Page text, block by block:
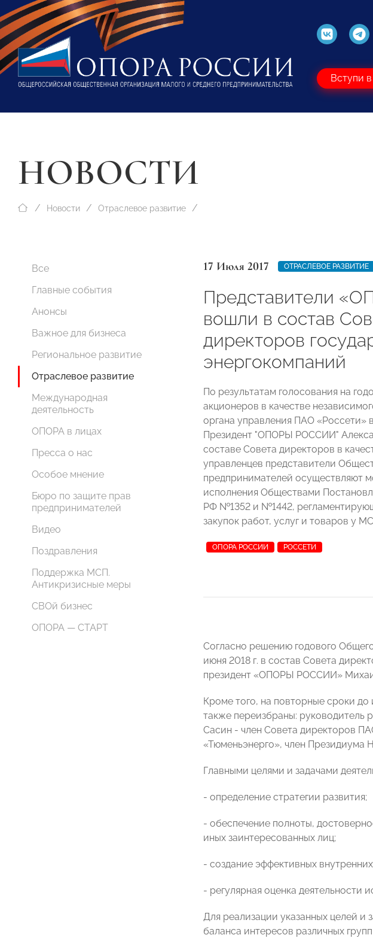
Вступи
НОВОСТИ
Новости Отраслевое развитие
Все
Главные события
Анонсы
Важное для бизнеса
Региональное развитие
Отраслевое развитие
Международная
деятельность
ОПОРА в лицах
Пресса о нас
Особое мнение
Бюро по защите прав
предпринимателей
Видео
Поздравления
Поддержка МСП.
Антикризисные меры
СВОй бизнес
ОПОРА — СТАРТ
17 Июля 2017 ОТРАСЛЕВОЕ РАЗВИТИЕ
Представители
вошли в состав
директоров
энергокомпаний
По результатам голосования на
акционеров в качестве
органа управления ПАО «Россети»
Президент "ОПОРЫ РОССИИ"
составе Совета директоров в
управленцев представители
предпринимателей осуществляют
исполнения Обществами
РФ №1352 и №1442,
закупок работ, услуг и товаров у
ОПОРА РОССИИ РОССЕТИ
Согласно решению годового
июня 2018 г. в состав Совета
президент «ОПОРЫ РОССИИ»
Кроме того, на повторные сроки
также переизбраны: руководитель
Сасин - член Совета директоров
«Тюменьэнерго», член
Главными целями и задачами
- определение стратегии развития;
- обеспечение полноты,
иных заинтересованных лиц;
- создание эффективных
- регулярная оценка
Для реализации указанных целей и
баланса интересов различных